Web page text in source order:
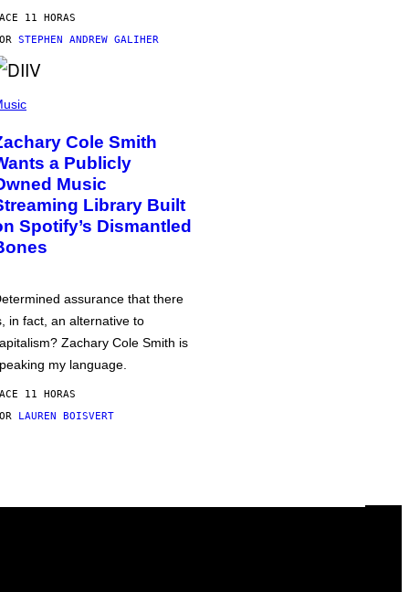
11 HORAS
STEPHEN ANDREW GALIHER
Cole Smith
a Publicly
Music
Library Built
Spotify’s Dismantled
assurance that there
in fact, an alternative to
Zachary Cole Smith is
my language.
11 HORAS
LAUREN BOISVERT